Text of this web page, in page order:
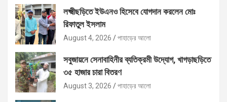
লক্ষ্মীছড়িতে ইউএনও হিসেবে যোগদান করলেন মোঃ
রিফাতুল ইসলাম
August 4, 2026 পাহাড়ের আলো
সবুজায়নে সেনাবাহিনীর ব্যতিক্রমী উদ্যোগ, খাগড়াছড়িতে
৩৫ হাজার চারা বিতরণ
August 3, 2026 পাহাড়ের আলো